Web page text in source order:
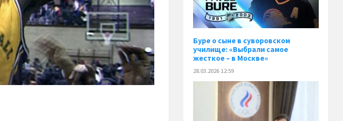
Буре о сыне в суворовском
училище: «Выбрали самое
жесткое – в Москве»
28.03.2026 12:59